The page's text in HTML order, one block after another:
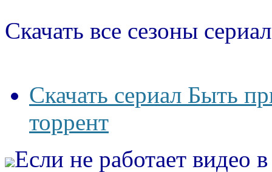
Скачать все сезоны
Скачать сериал Быть
торрент
Если не работает видео